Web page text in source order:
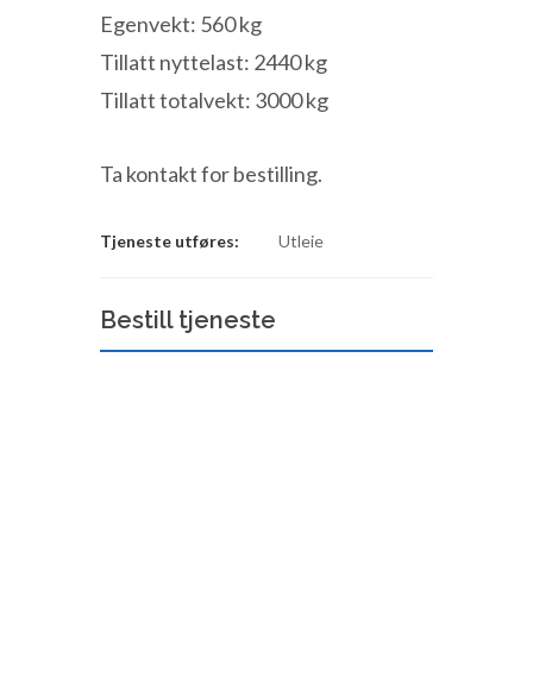
Egenvekt: 560 kg
Tillatt nyttelast: 2440 kg
Tillatt totalvekt: 3000 kg
Ta kontakt for bestilling.
Tjeneste utføres: Utleie
Bestill tjeneste